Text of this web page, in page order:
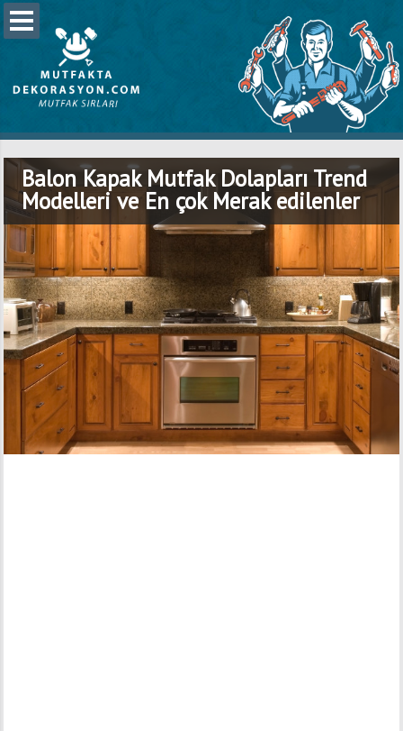
Balon Kapak Mutfak Dolapları Trend
Modelleri ve En çok Merak edilenler